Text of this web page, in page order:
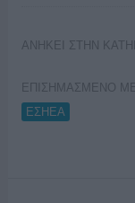
ΑΝΗΚΕΙ ΣΤΗΝ
ΕΠΙΣΗΜΑΣΜΕΝΟ ΜΕ:
ΕΣΗΕΑ